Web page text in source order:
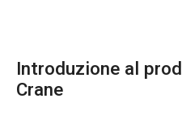
Introduzione al
Crane